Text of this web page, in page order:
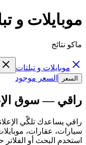
موبايلات و
ماكو نتائج
موبايلات و تبلتات
السعر السعر موجود
راقي — سوق
راقي يساعدك تلگّي
سيارات، عقارات،
استخدم البحث أو